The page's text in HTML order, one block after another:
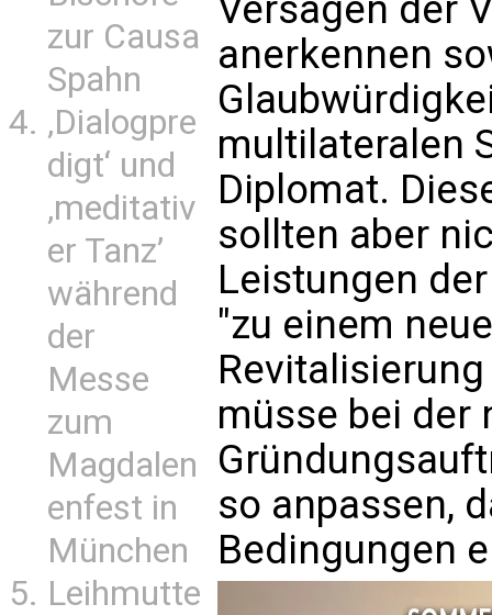
zur Causa
Spahn
‚Dialogpre
digt‘ und
‚meditativ
er Tanz’
während
der
Messe
zum
Magdalen
enfest in
München
Leihmutte
anerkennen
multilateralen
Diplomat.
sollten aber
Leistungen
"zu einem
müsse bei der
so anpassen,
Bedingungen